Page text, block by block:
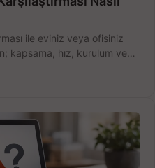
ile eviniz veya ofisiniz
kapsama, hız, kurulum ve